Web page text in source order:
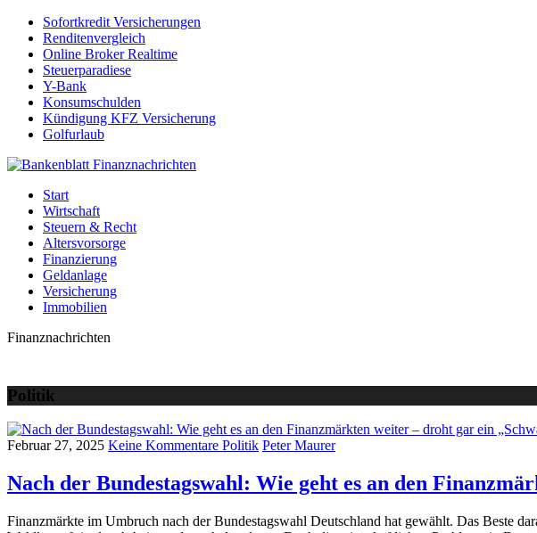
Sofortkredit Versicherungen
Renditenvergleich
Online Broker Realtime
Steuerparadiese
Y-Bank
Konsumschulden
Kündigung KFZ Versicherung
Golfurlaub
Start
Wirtschaft
Steuern & Recht
Altersvorsorge
Finanzierung
Geldanlage
Versicherung
Immobilien
Finanznachrichten
Politik
Februar 27, 2025 Keine Kommentare Politik Peter Maurer
Nach der Bundestagswahl: Wie geht es an den
Finanzmärkte im Umbruch nach der Bundestagswahl Deutschland hat gewählt. Das Beste